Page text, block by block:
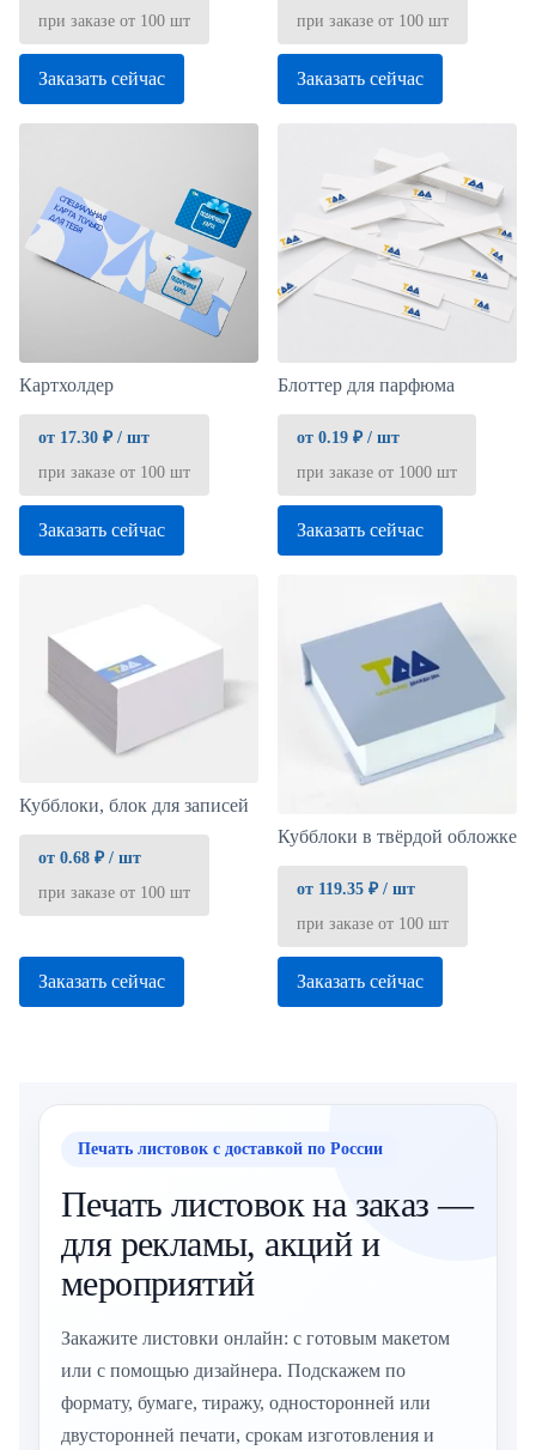
при заказе от 100 шт
Заказать сейчас
при заказе от 100 шт
Заказать сейчас
Картхолдер
от 17.30 ₽ / шт
при заказе от 100 шт
Заказать сейчас
Блоттер для парфюма
от 0.19 ₽ / шт
при заказе от 1000 шт
Заказать сейчас
Кубблоки, блок для записей
от 0.68 ₽ / шт
при заказе от 100 шт
Заказать сейчас
Кубблоки в твёрдой обложке
от 119.35 ₽ / шт
при заказе от 100 шт
Заказать сейчас
Печать листовок с доставкой по России
Печать листовок на заказ —
для рекламы, акций и
мероприятий
Закажите листовки онлайн: с готовым макетом
или с помощью дизайнера. Подскажем по
формату, бумаге, тиражу, односторонней или
двусторонней печати, срокам изготовления и